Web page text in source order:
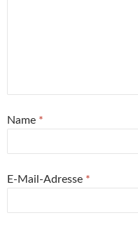
Name *
E-Mail-Adresse *